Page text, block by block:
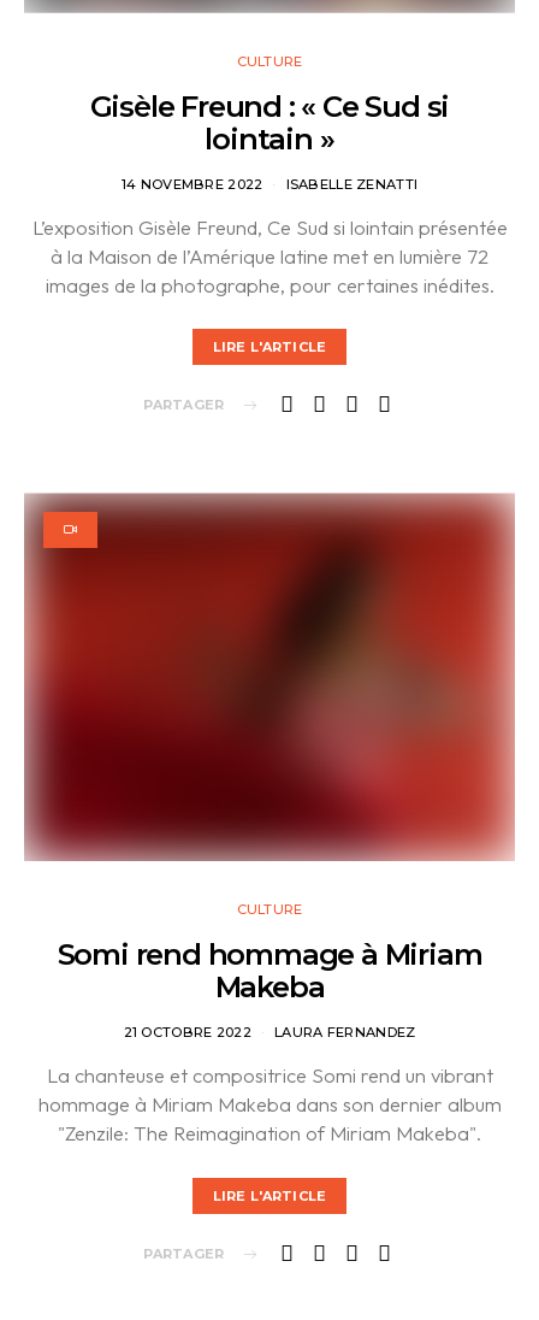
CULTURE
Gisèle Freund : « Ce Sud si
lointain »
14 NOVEMBRE 2022 ISABELLE ZENATTI
L’exposition Gisèle Freund, Ce Sud si lointain présentée
à la Maison de l’Amérique latine met en lumière 72
images de la photographe, pour certaines inédites.
LIRE L'ARTICLE
PARTAGER
CULTURE
Somi rend hommage à Miriam
Makeba
21 OCTOBRE 2022 LAURA FERNANDEZ
La chanteuse et compositrice Somi rend un vibrant
hommage à Miriam Makeba dans son dernier album
"Zenzile: The Reimagination of Miriam Makeba".
LIRE L'ARTICLE
PARTAGER